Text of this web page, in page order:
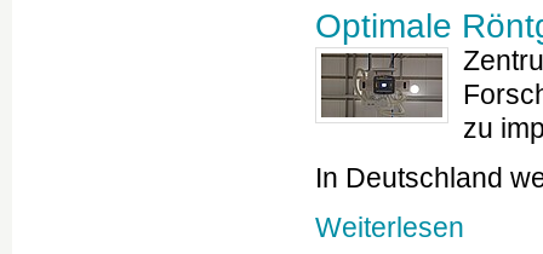
Optimale
zu
In Deutschland
Weiterlesen